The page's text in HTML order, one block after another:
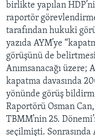
birlikte yapılan
raportör
tarafından hukuki
yazıda AYM’ye
görüşünü de
Anımsanacağı üzere;
kapatma davasında
yönünde görüş
Raportörü Osman
TBMM’nin 25.
seçilmişti. Sonrasında